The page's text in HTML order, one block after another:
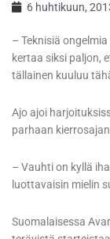
6 huhtikuun,
– Teknisiä
kertaa siksi paljon,
tällainen kuuluu
Ajo ajoi
parhaan
– Vauhti on kyllä
luottavaisin mielin
Suomalaisessa